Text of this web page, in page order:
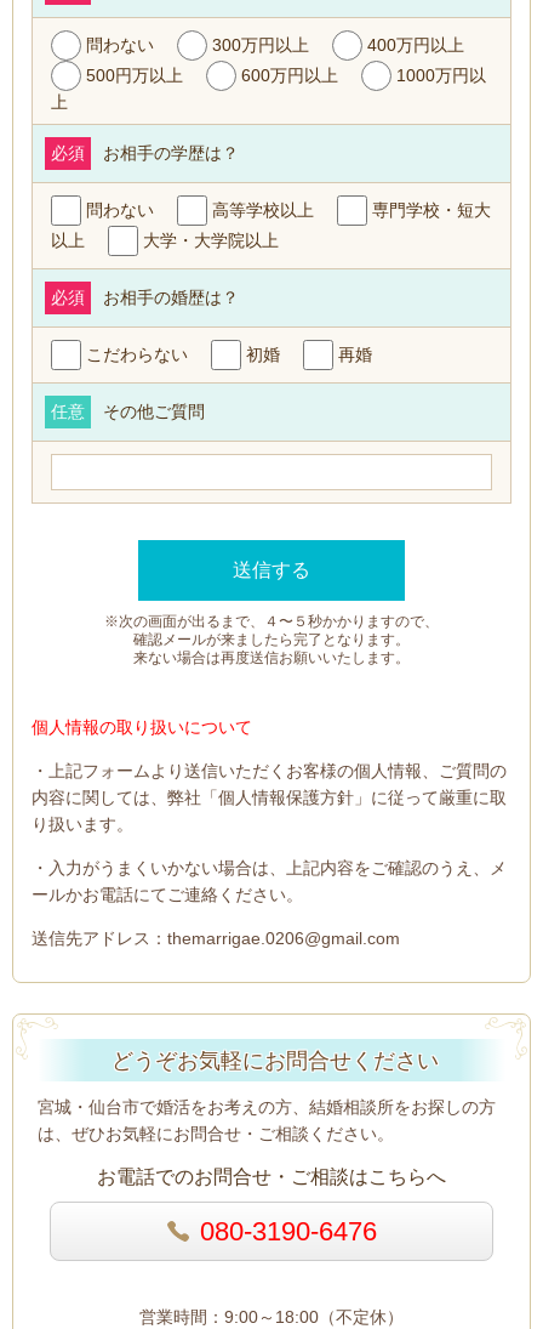
問わない 300万円以上
400万円以上
500円万以上
600万円以上
1000万円以
上
お相手の学歴は？
必須
問わない 高等学校以上
専門学校・短大
以上
大学・大学院以上
お相手の婚歴は？
必須
こだわらない 初婚 再婚
その他ご質問
任意
※次の画面が出るまで、４〜５秒かかりますので、
確認メールが来ましたら完了となります。
来ない場合は再度送信お願いいたします。
個人情報の取り扱いについて
・上記フォームより送信いただくお客様の個人情報、ご質問の
内容に関しては、弊社「個人情報保護方針」に従って厳重に取
り扱います。
・入力がうまくいかない場合は、上記内容をご確認のうえ、メ
ールかお電話にてご連絡ください。
送信先アドレス：themarrigae.0206@gmail.com
どうぞお気軽にお問合せください
宮城・仙台市で婚活をお考えの方、結婚相談所をお探しの方
は、ぜひお気軽にお問合せ・ご相談ください。
お電話でのお問合せ・ご相談はこちらへ
080-3190-6476
営業時間：9:00～18:00（不定休）